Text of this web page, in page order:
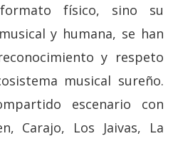
físico, sino su
y humana, se han
y respeto
musical sureño.
escenario con
Carajo, Los Jaivas, La